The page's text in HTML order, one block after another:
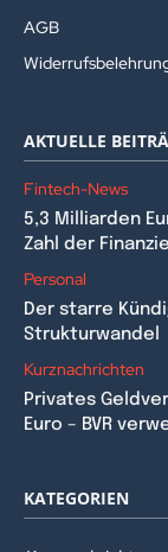
AGB
AKTUELLE
Fintech-News
5,3 Milliarden
Zahl der
Personal
Der starre
Strukturwandel
Kurznachrichten
Privates
Euro – BVR
KATEGORIEN